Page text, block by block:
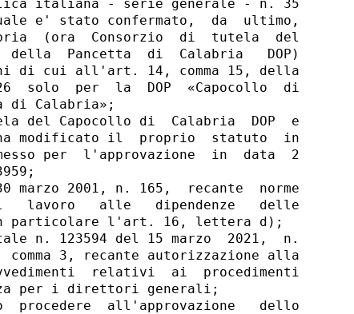
italiana - serie generale - n. 35
e' stato confermato,  da  ultimo,
(ora  Consorzio  di  tutela  del
della  Pancetta  di  Calabria   DOP)
di cui all'art. 14, comma 15, della
solo  per  la  DOP  «Capocollo  di
di Calabria»;
del Capocollo di  Calabria  DOP  e
ha modificato il  proprio  statuto  in
per  l'approvazione  in  data  2
marzo 2001, n. 165,  recante  norme
lavoro   alle   dipendenze   delle
in particolare l'art. 16, lettera d);
n. 123594 del 15 marzo  2021,  n.
3, recante autorizzazione alla
relativi  ai  procedimenti
per i direttori generali;
procedere  all'approvazione   dello